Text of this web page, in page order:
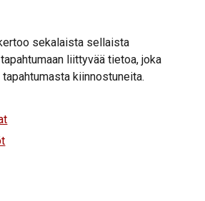
rtoo sekalaista sellaista
liittyvää tietoa, joka
kiinnostuneita.